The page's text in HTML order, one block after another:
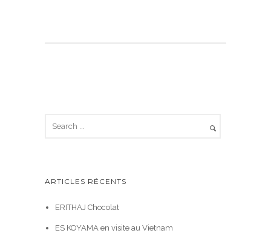
ARTICLES RÉCENTS
ERITHAJ Chocolat
ES KOYAMA en visite au Vietnam